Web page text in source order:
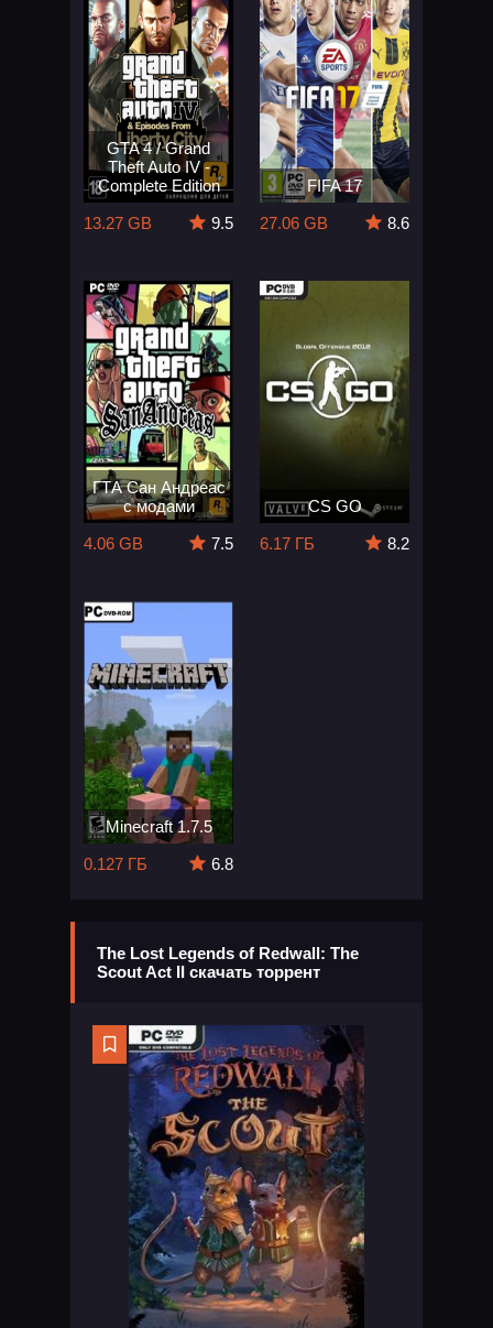
GTA 4 / Grand
Theft Auto IV -
Complete Edition
13.27 GB
9.5
FIFA 17
27.06 GB
8.6
ГТА Сан Андреас
с модами
4.06 GB
7.5
CS GO
6.17 ГБ
8.2
Minecraft 1.7.5
0.127 ГБ
6.8
The Lost Legends of Redwall: The
Scout Act II скачать торрент